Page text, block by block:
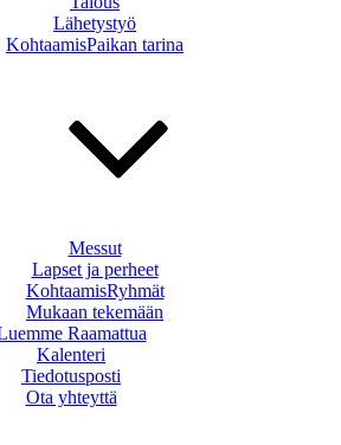
Lähetystyö
KohtaamisPaikan tarina
Messut
Lapset ja perheet
KohtaamisRyhmät
Mukaan tekemään
Raamattua
Kalenteri
Tiedotusposti
Ota yhteyttä